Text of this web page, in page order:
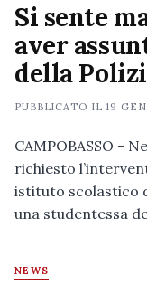
Si sente
aver
della
PUBBLICATO IL19
CAMPOBASSO -
richiesto
istituto scolastico
una studentessa
NEWS